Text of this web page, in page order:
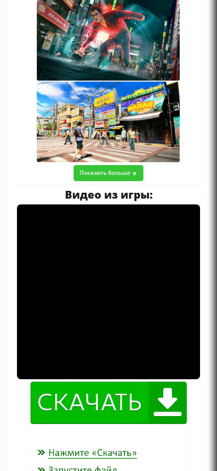
Показать больше
Видео из игры: